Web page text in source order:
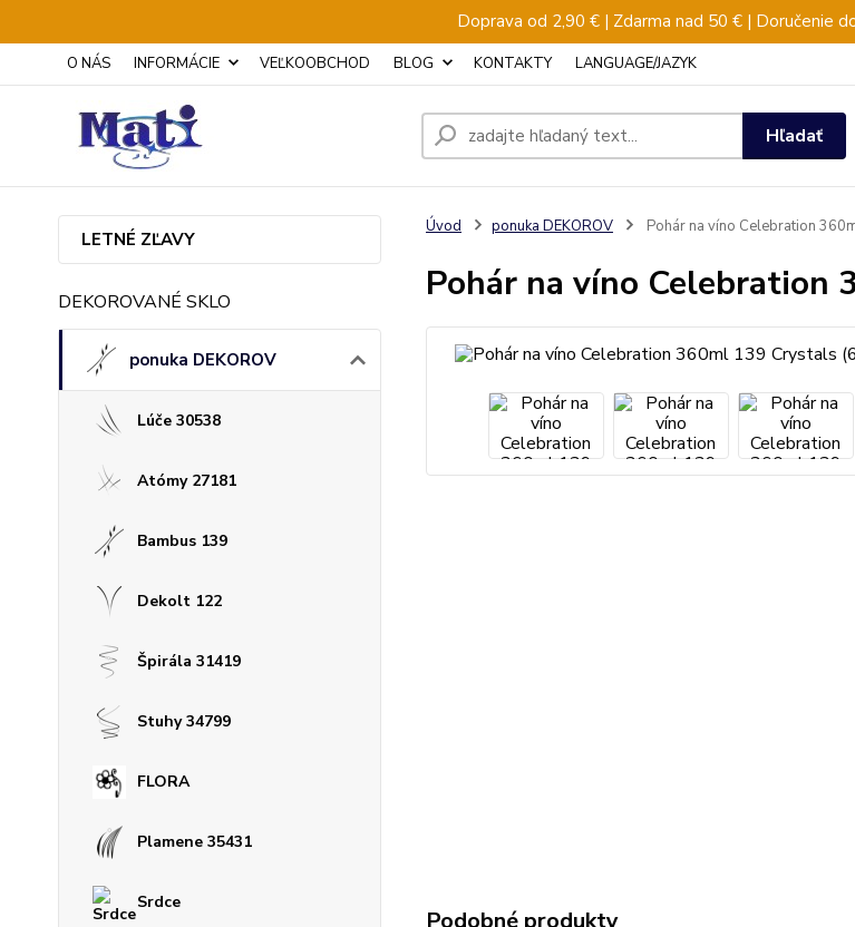
Doprava od 2,90 € | Zdarma nad 50 € | Doručenie
O NÁS INFORMÁCIE VEĽKOOBCHOD BLOG KONTAKTY LANGUAGE/JAZYK
Hľadať
LETNÉ ZĽAVY
DEKOROVANÉ SKLO
ponuka DEKOROV
Lúče 30538
Atómy 27181
Bambus 139
Dekolt 122
Špirála 31419
Stuhy 34799
FLORA
Plamene 35431
Srdce
Úvod ponuka DEKOROV Pohár na víno Celebration
Pohár na víno Celebration
Podobné produkty